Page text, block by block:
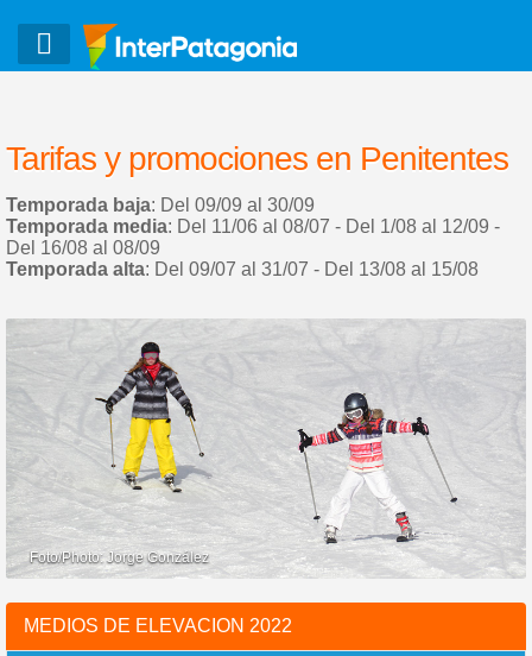
Tarifas y promociones en Penitentes
Temporada baja: Del 09/09 al 30/09
Temporada media: Del 11/06 al 08/07 - Del 1/08 al 12/09 -
Del 16/08 al 08/09
Temporada alta: Del 09/07 al 31/07 - Del 13/08 al 15/08
MEDIOS DE ELEVACION 2022